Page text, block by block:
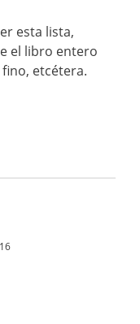
esta lista,
el libro entero
etcétera.